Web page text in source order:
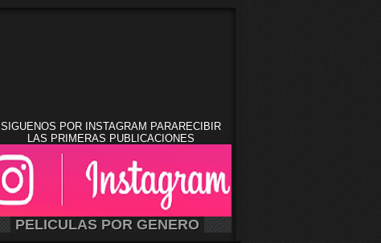
SIGUENOS POR INSTAGRAM PARARECIBIR
LAS PRIMERAS PUBLICACIONES
PELICULAS POR GENERO